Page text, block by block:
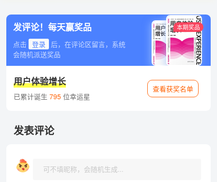
发评论！每天赢奖品
点击 登录
后，在评论区留言，系统
会随机派送奖品
本期奖品
用户体验增长
已累计诞生 795位幸运星
查看获奖名单
发表评论